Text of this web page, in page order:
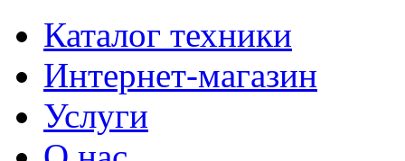
Каталог техники
Интернет-магазин
Услуги